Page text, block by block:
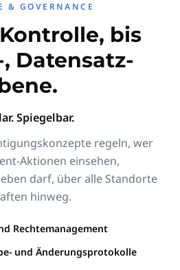
& GOVERNANCE
bis
Datensatz-
Spiegelbar.
regeln, wer
Aktionen einsehen,
darf, über alle Standorte
hinweg.
Rechtemanagement
und Änderungsprotokolle